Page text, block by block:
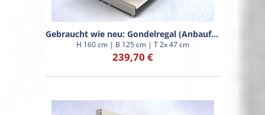
Gebraucht wie neu: Gondelregal (Anbaufeld)
H 160 cm | B 125 cm | T 2x 47 cm
239,70 €